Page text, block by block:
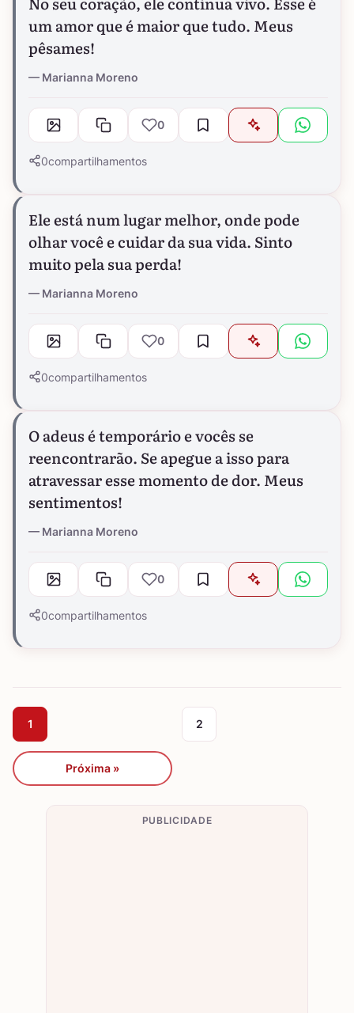
um amor que é maior que tudo. Meus
pêsames!
Marianna Moreno
0
0compartilhamentos
Ele está num lugar melhor, onde pode
olhar você e cuidar da sua vida. Sinto
muito pela sua perda!
Marianna Moreno
0
0compartilhamentos
O adeus é temporário e vocês se
reencontrarão. Se apegue a isso para
atravessar esse momento de dor. Meus
sentimentos!
Marianna Moreno
0
0compartilhamentos
1 2
Próxima »
PUBLICIDADE